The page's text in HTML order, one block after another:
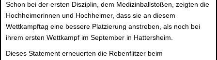
Schon bei der ersten Disziplin, dem Medizinballstoßen, zeigten die
Hochheimerinnen und Hochheimer, dass sie an diesem
Wettkampftag eine bessere Platzierung anstreben, als noch bei
ihrem ersten Wettkampf im September in Hattersheim.
Dieses Statement erneuerten die Rebenflitzer beim